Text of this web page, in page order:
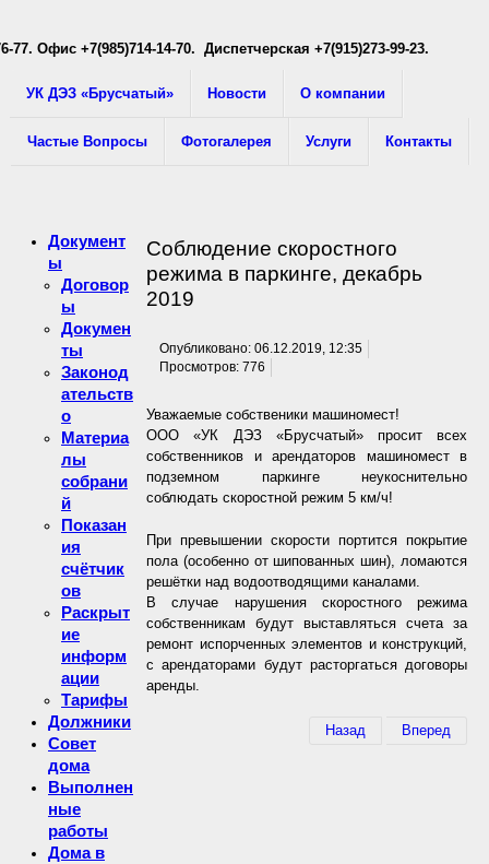
УК ДЭЗ «Брусчатый» Новости О компании
Частые Вопросы Фотогалерея Услуги Контакты
77. Офис +7(985)714-14-70. Диспетчерская +7(915)273-99-23.
Документ
ы
Договор
ы
Докумен
ты
Законод
ательств
о
Материа
лы
собрани
й
Показан
ия
счётчик
ов
Раскрыт
ие
информ
ации
Тарифы
Должники
Совет
дома
Выполнен
ные
работы
Дома в
Соблюдение скоростного
режима в паркинге, декабрь
2019
Опубликовано: 06.12.2019, 12:35
Просмотров: 776
Уважаемые собственики машиномест!
ООО «УК ДЭЗ «Брусчатый» просит всех
собственников и арендаторов машиномест в
подземном паркинге неукоснительно
соблюдать скоростной режим 5 км/ч!
При превышении скорости портится покрытие
пола (особенно от шипованных шин), ломаются
решётки над водоотводящими каналами.
В случае нарушения скоростного режима
собственникам будут выставляться счета за
ремонт испорченных элементов и конструкций,
с арендаторами будут расторгаться договоры
аренды.
Назад Вперед